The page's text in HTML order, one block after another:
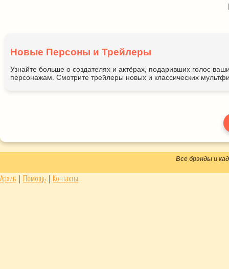
Новые Персоны и Трейлеры
Узнайте больше о создателях и актёрах, подаривших голос
персонажам. Смотрите трейлеры новых и классических
Все брэнды и
Архив | Помощь | Контакты